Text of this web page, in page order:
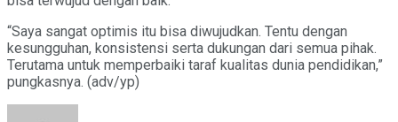
“Saya sangat optimis itu bisa diwujudkan. Tentu dengan
kesungguhan, konsistensi serta dukungan dari semua pihak.
Terutama untuk memperbaiki taraf kualitas dunia pendidikan,”
pungkasnya. (adv/yp)